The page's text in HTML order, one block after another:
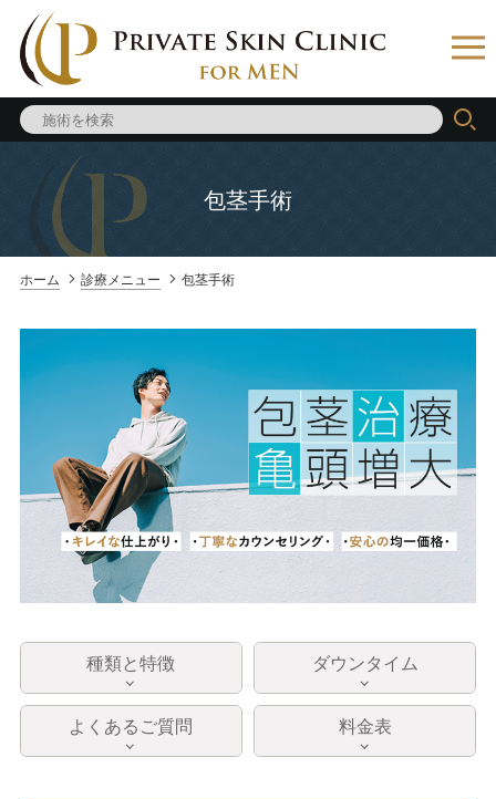
包茎手術
ホーム 診療メニュー 包茎手術
種類と特徴 ダウンタイム
よくあるご質問 料金表